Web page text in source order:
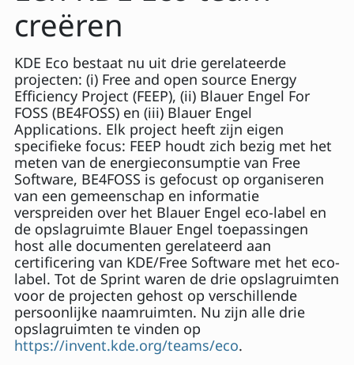
creëren
KDE Eco bestaat nu uit drie gerelateerde
projecten: (i) Free and open source Energy
Efficiency Project (FEEP), (ii) Blauer Engel For
FOSS (BE4FOSS) en (iii) Blauer Engel
Applications. Elk project heeft zijn eigen
specifieke focus: FEEP houdt zich bezig met het
meten van de energieconsumptie van Free
Software, BE4FOSS is gefocust op organiseren
van een gemeenschap en informatie
verspreiden over het Blauer Engel eco-label en
de opslagruimte Blauer Engel toepassingen
host alle documenten gerelateerd aan
certificering van KDE/Free Software met het eco-
label. Tot de Sprint waren de drie opslagruimten
voor de projecten gehost op verschillende
persoonlijke naamruimten. Nu zijn alle drie
opslagruimten te vinden op
https://invent.kde.org/teams/eco.